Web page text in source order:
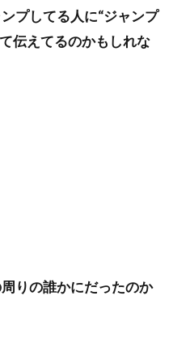
プしてる人に“ジャンプ
伝えてるのかもしれな
りの誰かにだったのか